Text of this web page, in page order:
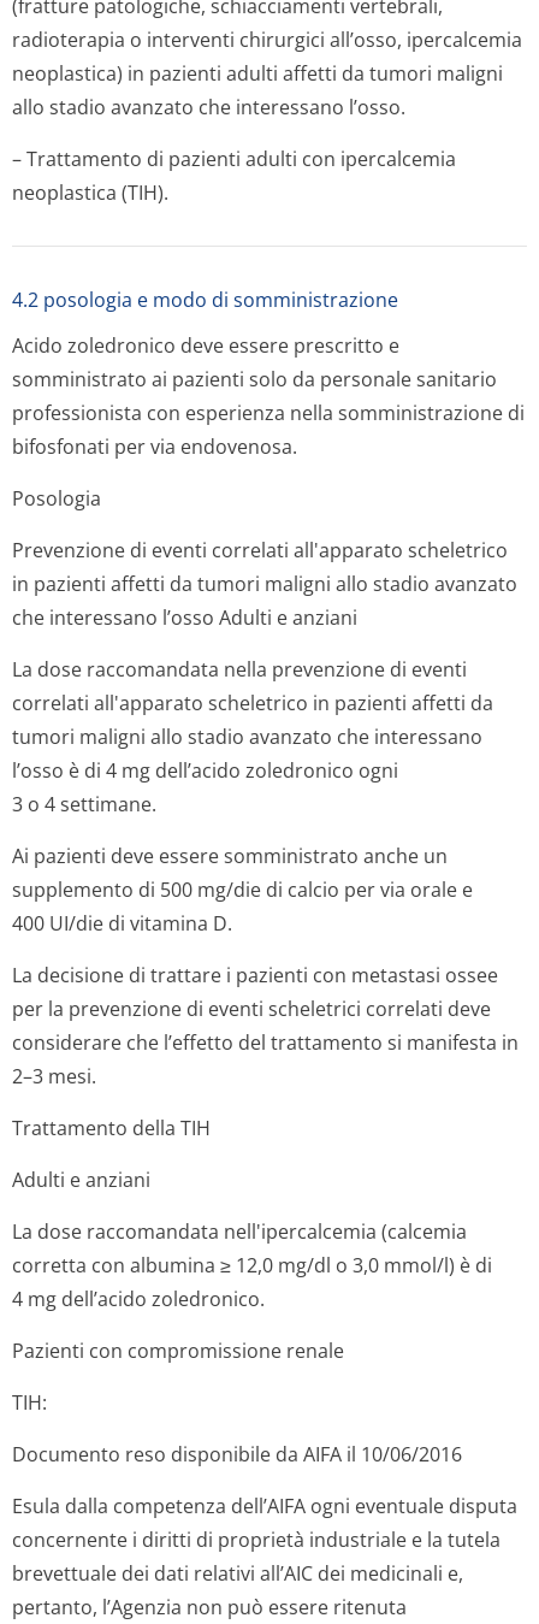
(fratture patologiche, schiacciamenti vertebrali,
radioterapia o interventi chirurgici all’osso, ipercalcemia
neoplastica) in pazienti adulti affetti da tumori maligni
allo stadio avanzato che interessano l’osso.
– Trattamento di pazienti adulti con ipercalcemia
neoplastica (TIH).
4.2 posologia e modo di somministrazione
Acido zoledronico deve essere prescritto e
somministrato ai pazienti solo da personale sanitario
professionista con esperienza nella somministrazione di
bifosfonati per via endovenosa.
Posologia
Prevenzione di eventi correlati all'apparato scheletrico
in pazienti affetti da tumori maligni allo stadio avanzato
che interessano l’osso Adulti e anziani
La dose raccomandata nella prevenzione di eventi
correlati all'apparato scheletrico in pazienti affetti da
tumori maligni allo stadio avanzato che interessano
l’osso è di 4 mg dell’acido zoledronico ogni
3 o 4 settimane.
Ai pazienti deve essere somministrato anche un
supplemento di 500 mg/die di calcio per via orale e
400 UI/die di vitamina D.
La decisione di trattare i pazienti con metastasi ossee
per la prevenzione di eventi scheletrici correlati deve
considerare che l’effetto del trattamento si manifesta in
2–3 mesi.
Trattamento della TIH
Adulti e anziani
La dose raccomandata nell'ipercalcemia (calcemia
corretta con albumina ≥ 12,0 mg/dl o 3,0 mmol/l) è di
4 mg dell’acido zoledronico.
Pazienti con compromissione renale
TIH:
Documento reso disponibile da AIFA il 10/06/2016
Esula dalla competenza dell’AIFA ogni eventuale disputa
concernente i diritti di proprietà industriale e la tutela
brevettuale dei dati relativi all’AIC dei medicinali e,
pertanto, l’Agenzia non può essere ritenuta